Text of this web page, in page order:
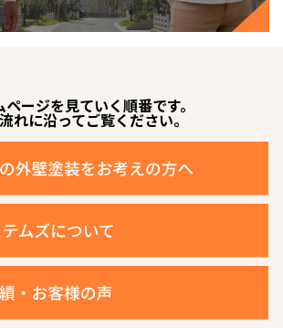
ージを見ていく順番です。
れに沿ってご覧ください。